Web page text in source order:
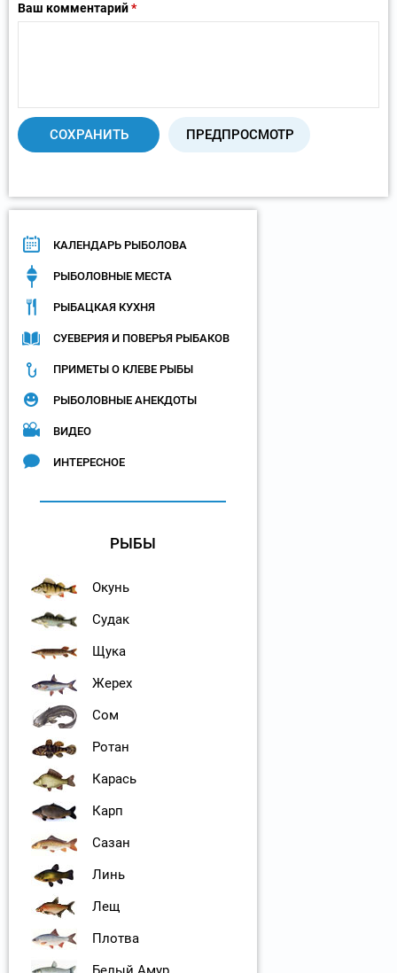
Ваш комментарий*
КАЛЕНДАРЬ РЫБОЛОВА
РЫБОЛОВНЫЕ МЕСТА
РЫБАЦКАЯ КУХНЯ
СУЕВЕРИЯ И ПОВЕРЬЯ РЫБАКОВ
ПРИМЕТЫ О КЛЕВЕ РЫБЫ
РЫБОЛОВНЫЕ АНЕКДОТЫ
ВИДЕО
ИНТЕРЕСНОЕ
РЫБЫ
Окунь
Судак
Щука
Жерех
Сом
Ротан
Карась
Карп
Сазан
Линь
Лещ
Плотва